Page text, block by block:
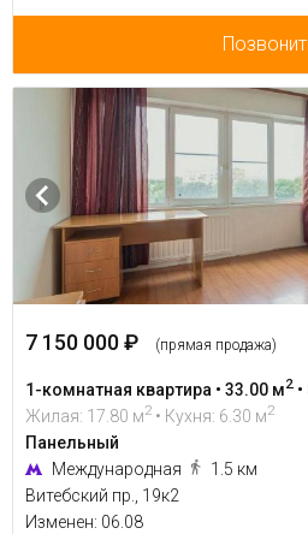
7 150 000 ₽ (прямая продажа)
1-комнатная квартира • 33.00 м2 •
Жилая: 17.80 м2 • Кухня: 6.30 м2
Панельный
Международная
1.5 км
Витебский пр., 19к2
Изменен: 06.08